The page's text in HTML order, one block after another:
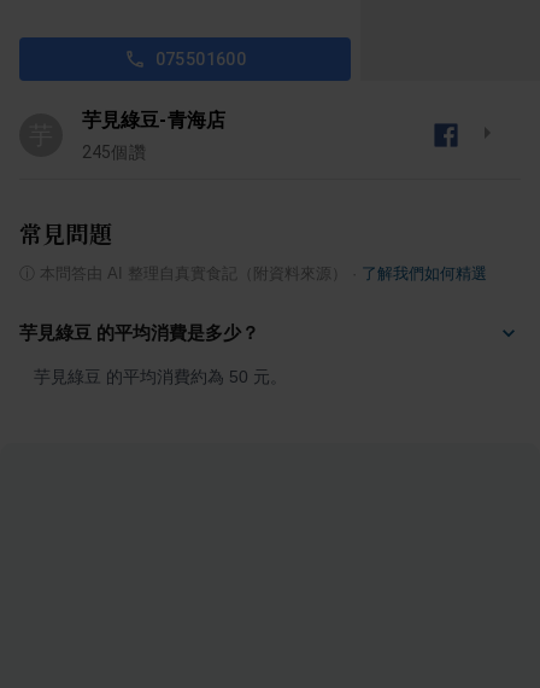
075501600
芋見綠豆-青海店
245個讚
常見問題
本問答由 AI 整理自真實食記（附資料來源） 了解我們如何精選
芋見綠豆 的平均消費是多少？
芋見綠豆 的平均消費約為 50 元。